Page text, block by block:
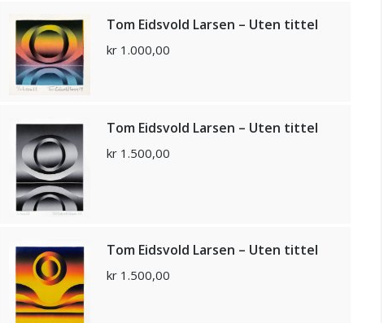
Tom Eidsvold Larsen – Uten tittel
kr1.000,00
Tom Eidsvold Larsen – Uten tittel
kr1.500,00
Tom Eidsvold Larsen – Uten tittel
kr1.500,00